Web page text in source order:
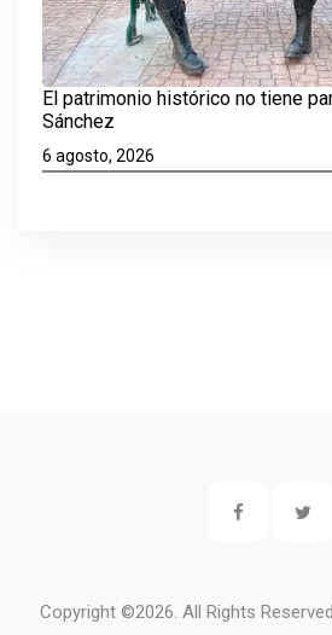
El patrimonio histórico no tiene
Sánchez
6 agosto, 2026
Copyright ©2026. All Rights